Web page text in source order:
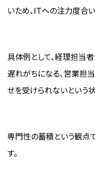
いため、ITへの注力度合
具体例として、経理担当
遅れがちになる、営業担
せを受けられないという
専門性の蓄積という観点
す。